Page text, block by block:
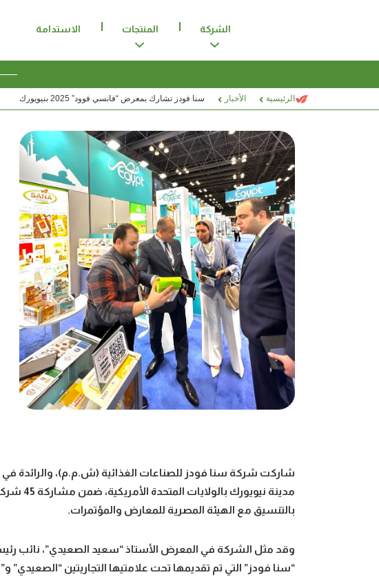
الشركة المنتجات الاستدامة
الرئيسية الأخبار سنا فودز تشارك بمعرض “فانسي فوود” 2025 بنيويورك
شاركت شركة سنا فودز للصناعات الغذائية (ش.م.م)، والرائدة
مدينة
بالتنسيق مع الهيئة المصرية للمعارض والمؤتمرات.
وقد مثل الشركة في المعرض الأستاذ “سعيد الصعيدي”، نائب
“سنا فودز” التي تم تقديمها تحت علامتيها التجاريتين “الصعيدي”